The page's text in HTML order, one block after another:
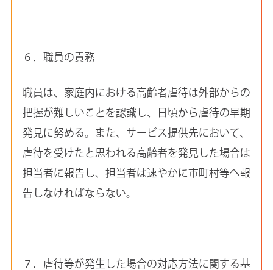
６．職員の責務
職員は、家庭内における高齢者虐待は外部からの
把握が難しいことを認識し、日頃から虐待の早期
発見に努める。また、サービス提供先において、
虐待を受けたと思われる高齢者を発見した場合は
担当者に報告し、担当者は速やかに市町村等へ報
告しなければならない。
７．虐待等が発生した場合の対応方法に関する基